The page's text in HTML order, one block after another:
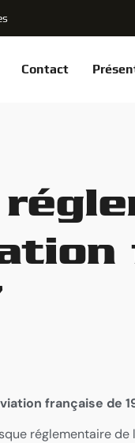
Contact
française de
réglementaire de